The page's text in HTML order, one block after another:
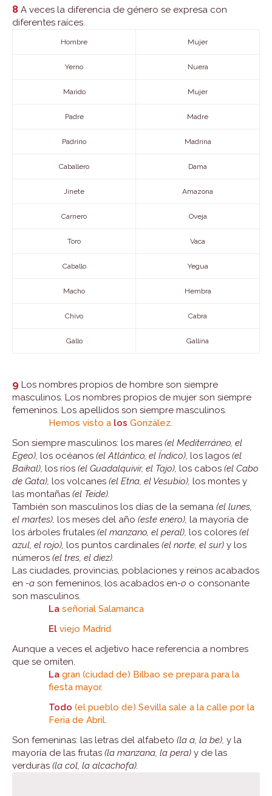
8 A veces la diferencia de género se expresa con
diferentes raíces.
Hombre Mujer
Yerno Nuera
Marido Mujer
Padre Madre
Padrino Madrina
Caballero Dama
Jinete Amazona
Carnero Oveja
Toro Vaca
Caballo Yegua
Macho Hembra
Chivo Cabra
Gallo Gallina
9 Los nombres propios de hombre son siempre
masculinos. Los nombres propios de mujer son siempre
femeninos. Los apellidos son siempre masculinos.
Hemos visto a los González.
Son siempre masculinos: los mares (el Mediterráneo, el
Egeo), los océanos (el Atlántico, el Índico), los lagos (el
Baikal), los ríos (el Guadalquivir, el Tajo), los cabos (el Cabo
de Gata), los volcanes (el Etna, el Vesubio), los montes y
las montañas (el Teide).
También son masculinos los días de la semana (el lunes,
el martes), los meses del año (este enero), la mayoría de
los árboles frutales (el manzano, el peral), los colores (el
azul, el rojo), los puntos cardinales (el norte, el sur) y los
números (el tres, el diez).
Las ciudades, provincias, poblaciones y reinos acabados
en -a son femeninos, los acabados en-o o consonante
son masculinos.
La señorial Salamanca
El viejo Madrid
Aunque a veces el adjetivo hace referencia a nombres
que se omiten.
La gran (ciudad de) Bilbao se prepara para la
fiesta mayor.
Todo (el pueblo de) Sevilla sale a la calle por la
Feria de Abril.
Son femeninas: las letras del alfabeto (la a, la be), y la
mayoría de las frutas (la manzana, la pera) y de las
verduras (la col, la alcachofa).